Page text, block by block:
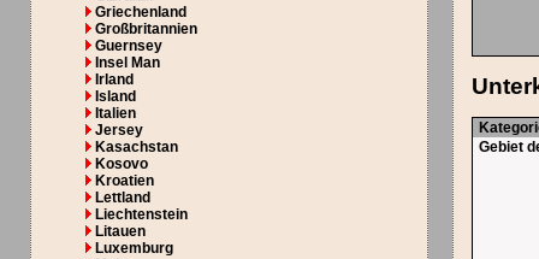
Griechenland
Großbritannien
Guernsey
Insel Man
Irland
Island
Italien
Jersey
Kasachstan
Kosovo
Kroatien
Lettland
Liechtenstein
Litauen
Luxemburg
Gebiet